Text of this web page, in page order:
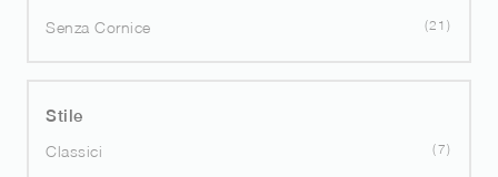
Senza Cornice 21
Stile
Classici
7